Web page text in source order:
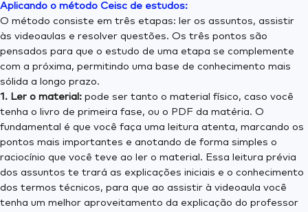
Aplicando o método Ceisc de estudos:
O método consiste em três etapas: ler os assuntos, assistir
às videoaulas e resolver questões. Os três pontos são
pensados para que o estudo de uma etapa se complemente
com a próxima, permitindo uma base de conhecimento mais
sólida a longo prazo.
1. Ler o material: pode ser tanto o material físico, caso você
tenha o livro de primeira fase, ou o PDF da matéria. O
fundamental é que você faça uma leitura atenta, marcando os
pontos mais importantes e anotando de forma simples o
raciocínio que você teve ao ler o material. Essa leitura prévia
dos assuntos te trará as explicações iniciais e o conhecimento
dos termos técnicos, para que ao assistir à videoaula você
tenha um melhor aproveitamento da explicação do professor